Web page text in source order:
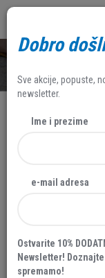
Dobro
Sve akcije, popuste,
newsletter.
Ime i prezime
e-mail adresa
Ostvarite 10%
Newsletter!
spremamo!